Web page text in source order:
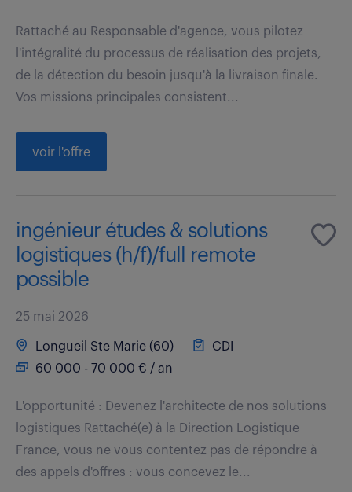
Rattaché au Responsable d'agence, vous pilotez
l'intégralité du processus de réalisation des projets,
de la détection du besoin jusqu'à la livraison finale.
Vos missions principales consistent...
voir l'offre
ingénieur études & solutions
logistiques (h/f)/full remote
possible
25 mai 2026
Longueil Ste Marie (60)
CDI
60 000 - 70 000 € / an
L'opportunité : Devenez l'architecte de nos solutions
logistiques Rattaché(e) à la Direction Logistique
France, vous ne vous contentez pas de répondre à
des appels d'offres : vous concevez le...